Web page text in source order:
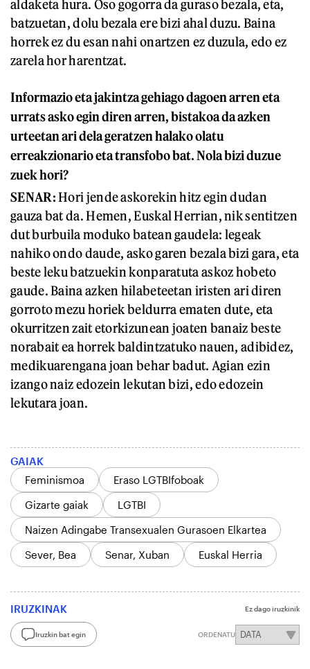
aldaketa hura. Oso gogorra da guraso bezala, eta,
batzuetan, dolu bezala ere bizi ahal duzu. Baina
horrek ez du esan nahi onartzen ez duzula, edo ez
zarela hor harentzat.
Informazio eta jakintza gehiago dagoen arren eta
urrats asko egin diren arren, bistakoa da azken
urteetan ari dela geratzen halako olatu
erreakzionario eta transfobo bat. Nola bizi duzue
zuek hori?
SENAR:Hori jende askorekin hitz egin dudan
gauza bat da. Hemen, Euskal Herrian, nik sentitzen
dut burbuila moduko batean gaudela: legeak
nahiko ondo daude, asko garen bezala bizi gara, eta
beste leku batzuekin konparatuta askoz hobeto
gaude. Baina azken hilabeteetan iristen ari diren
gorroto mezu horiek beldurra ematen dute, eta
okurritzen zait etorkizunean joaten banaiz beste
norabait ea horrek baldintzatuko nauen, adibidez,
medikuarengana joan behar badut. Agian ezin
izango naiz edozein lekutan bizi, edo edozein
lekutara joan.
GAIAK
Feminismoa
Eraso LGTBIfoboak
Gizarte gaiak
LGTBI
Naizen Adingabe Transexualen Gurasoen Elkartea
Sever, Bea
Senar, Xuban Euskal Herria
IRUZKINAK Ez dago iruzkinik
Iruzkin bat egin ORDENATU